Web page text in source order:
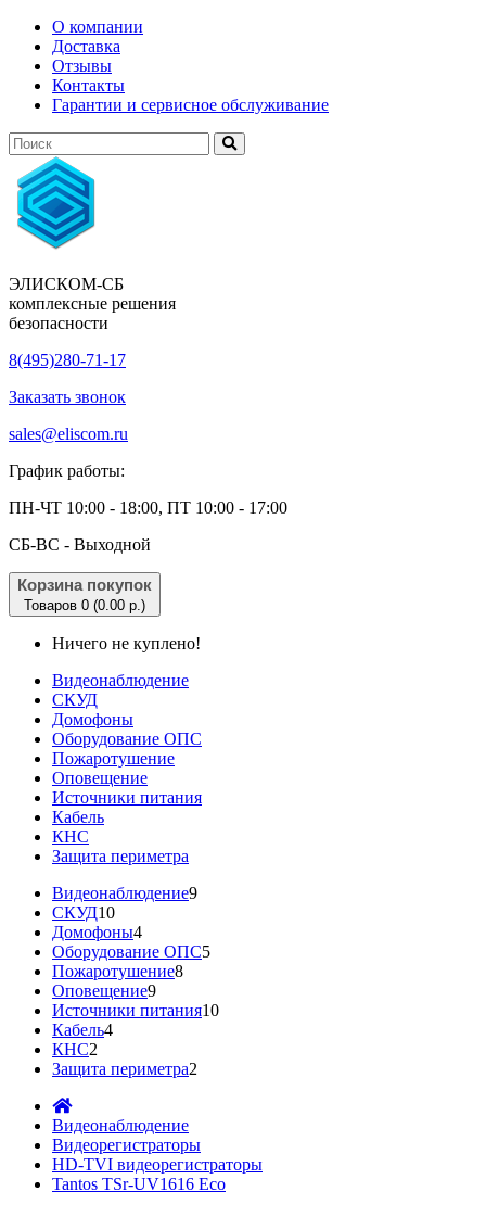
О компании
Доставка
Отзывы
Контакты
Гарантии и сервисное обслуживание
ЭЛИСКОМ-СБ
комплексные решения
безопасности
8(495)280-71-17
Заказать звонок
sales@eliscom.ru
График работы:
ПН-ЧТ 10:00 - 18:00, ПТ 10:00 - 17:00
CБ-ВС - Выходной
Корзина покупок
Товаров 0 (0.00 р.)
Ничего не куплено!
Видеонаблюдение
СКУД
Домофоны
Оборудование ОПС
Пожаротушение
Оповещение
Источники питания
Кабель
КНС
Защита периметра
Видеонаблюдение9
СКУД10
Домофоны4
Оборудование ОПС5
Пожаротушение8
Оповещение9
Источники питания10
Кабель4
КНС2
Защита периметра2
Видеонаблюдение
Видеорегистраторы
HD-TVI видеорегистраторы
Tantos TSr-UV1616 Eco